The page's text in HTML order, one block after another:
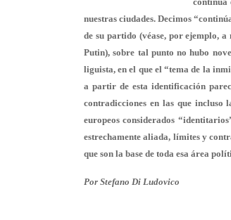
nuestras ciudades. Decimos
de su partido (véase, por ejemplo,
Putin), sobre tal punto no hubo
liguista, en el que el “tema de la
a partir de esta identificación
contradicciones en las que
europeos considerados
estrechamente aliada, límites y
que son la base de toda esa área
Por Stefano Di Ludovico